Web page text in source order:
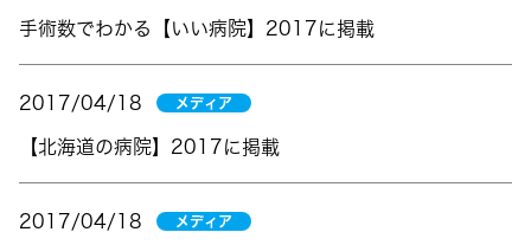
手術数でわかる【いい病院】2017に掲載
2017/04/18 メディア
【北海道の病院】2017に掲載
2017/04/18 メディア